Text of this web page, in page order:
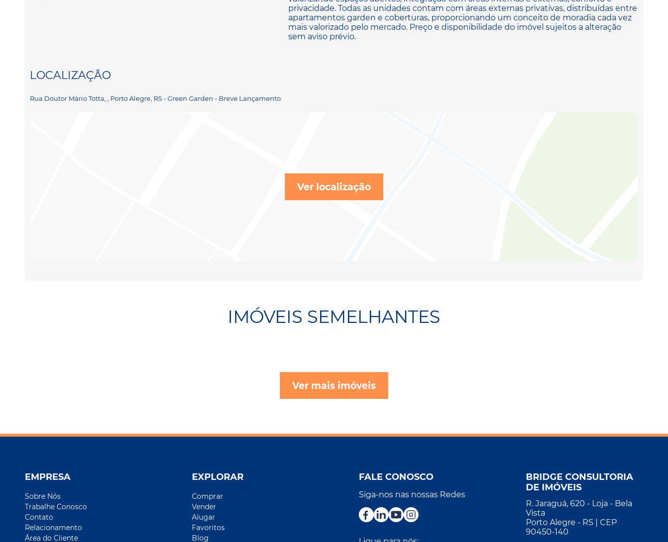
privacidade. Todas as unidades contam com áreas externas privativas, distribuídas entre
apartamentos garden e coberturas, proporcionando um conceito de moradia cada vez
mais valorizado pelo mercado. Preço e disponibilidade do imóvel sujeitos a alteração
sem aviso prévio.
LOCALIZAÇÃO
Rua Doutor Mário Totta, , Porto Alegre, RS - Green Garden - Breve Lançamento
Ver localização
IMÓVEIS SEMELHANTES
Ver mais imóveis
EMPRESA
Sobre Nós
Trabalhe Conosco
Contato
Relacionamento
Área do Cliente
EXPLORAR
Comprar
Vender
Alugar
Favoritos
Blog
FALE CONOSCO
Siga-nos nas nossas Redes
BRIDGE CONSULTORIA
DE IMÓVEIS
R. Jaraguá, 620 - Loja - Bela
Vista
Porto Alegre - RS | CEP
90450-140